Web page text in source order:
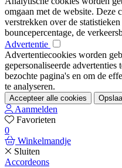
omgaan met de website. Deze
verstrekken over de
bouncepercentage, de
Advertentie
Advertentiecookies worden
gepersonaliseerde advertenties
bezochte pagina's en om de
te analyseren.
Accepteer alle cookies
Aanmelden
Favorieten
0
Winkelmandje
Sluiten
Accordeons